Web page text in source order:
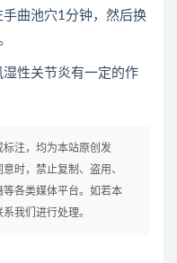
曲池穴1分钟，然后换
性关节炎有一定的作
注，均为本站原创发
时，禁止复制、盗用、
各类媒体平台。如若本
我们进行处理。